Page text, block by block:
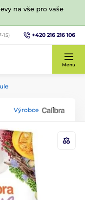
na vše pro vaše
15) +420 216 216 106
Menu
Výrobce